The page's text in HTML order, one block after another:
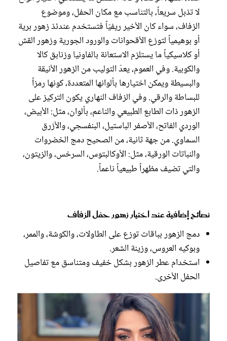
لا تذبل سريعاً، بالتناسب مع مكان الحفل، وموضوع
الزفاف، سواء كان الأخير ريفيّاً فتستخدم عندئذ زهور برية
أو بوهيمياً لتوزع الأقحوانات والورود الجورية وزهور القش
أو كلاسيكياً ما يستلزم الاستعانة بالفاونيا وزنابق كالا
والكوبية. وفي العموم، يعدّ التوليب من الزهور الأنيقة
والبسيطة ويمكن اختيارها بألوانها المتعددة، كونها رمزاً
للبساطة والرقي. وفي الزفاف النهاري يكون التركيز على
الزهور ذات الطابع الطبيعي والناعم، بألوان، مثل: الأبيض،
الوردي الفاتح، الأصفر الباستيل، البنفسجي، والأزرق
السماوي. من جهة ثانية، من الصحيح دمج الخضروات
والنباتات الورقية، مثل: الأوكالبتوس، السرخس، والزيتون،
والتي تضيف مظهراً طبيعياً ناعماً.
نصائح إضافية عند اختيار زهور حفل الزفاف
دمج الزهور بباقات توزع على الطاولات، والكوشة، والممر،
وبوكيه العروس، وزينة الشعر.
استخدام عطر الزهور بشكل خفيف ومتناسق مع تفاصيل
الحفل الأخرى.